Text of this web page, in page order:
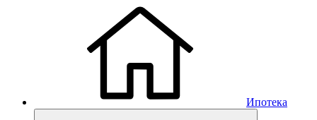
Ипотека